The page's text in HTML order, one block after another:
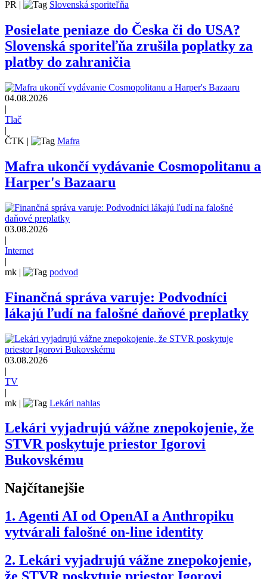
PR | Slovenská sporiteľňa
Posielate peniaze do Česka či do USA?
Slovenská sporiteľňa zrušila poplatky za
platby do zahraničia
04.08.2026
|
Tlač
|
ČTK | Mafra
Mafra ukončí vydávanie Cosmopolitanu a
Harper's Bazaaru
03.08.2026
|
Internet
|
mk | podvod
Finančná správa varuje: Podvodníci
lákajú ľudí na falošné daňové preplatky
03.08.2026
|
TV
|
mk | Lekári nahlas
Lekári vyjadrujú vážne znepokojenie, že
STVR poskytuje priestor Igorovi
Bukovskému
Najčítanejšie
1. Agenti AI od OpenAI a Anthropiku
vytvárali falošné on-line identity
2. Lekári vyjadrujú vážne znepokojenie,